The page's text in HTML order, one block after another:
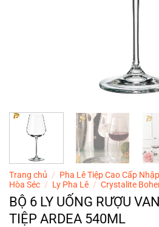
Trang chủ / Pha Lê Tiệp Cao Cấp
Hòa Séc / Ly Pha Lê / Crystalite
BỘ 6 LY UỐNG RƯỢU
TIỆP ARDEA 540ML